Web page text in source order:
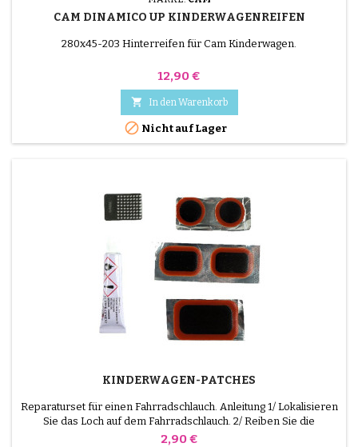
CAM DINAMICO UP KINDERWAGENREIFEN
280x45-203 Hinterreifen für Cam Kinderwagen.
Preis
12,90 €
 In den Warenkorb
 Nicht auf Lager
KINDERWAGEN-PATCHES
Reparaturset für einen Fahrradschlauch. Anleitung 1/ Lokalisieren
Sie das Loch auf dem Fahrradschlauch. 2/ Reiben Sie die
Oberfläche, die den Flicken aufnehmen soll, mit dem
Preis
2,90 €